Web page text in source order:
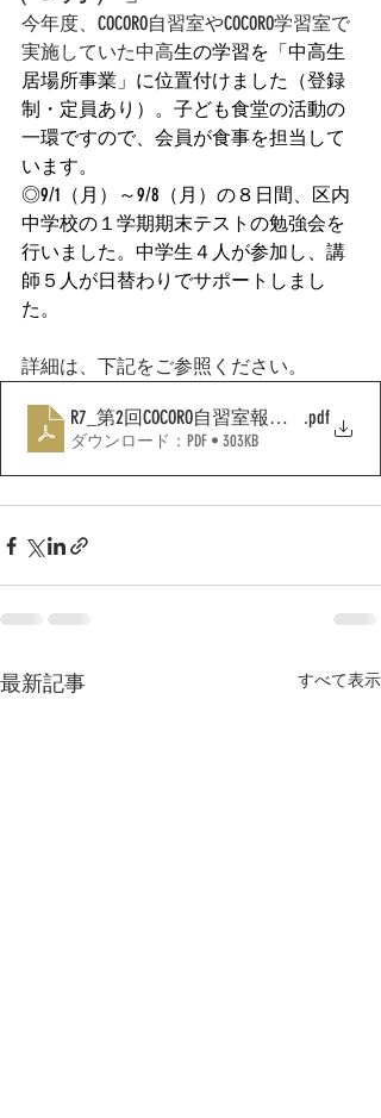
今年度、COCORO自習室やCOCORO学習室で
実施していた中高生の学習を「中高生
居場所事業」に位置付けました（登録
制・定員あり）。子ども食堂の活動の
一環ですので、会員が食事を担当して
います。
◎9/1（月）～9/8（月）の８日間、区内
中学校の１学期期末テストの勉強会を
行いました。中学生４人が参加し、講
師５人が日替わりでサポートしまし
た。
詳細は、下記をご参照ください。
R7_第2回COCORO自習室報告2025.9月
.pdf
ダウンロード：PDF • 303KB
最新記事 すべて表示